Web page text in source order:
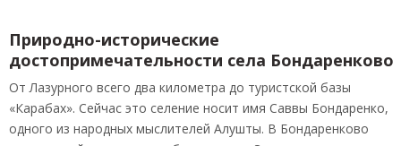
Природно-исторические
достопримечательности села Бондаренково
От Лазурного всего два километра до туристской базы
«Карабах». Сейчас это селение носит имя Саввы Бондаренко,
одного из народных мыслителей Алушты. В Бондаренково